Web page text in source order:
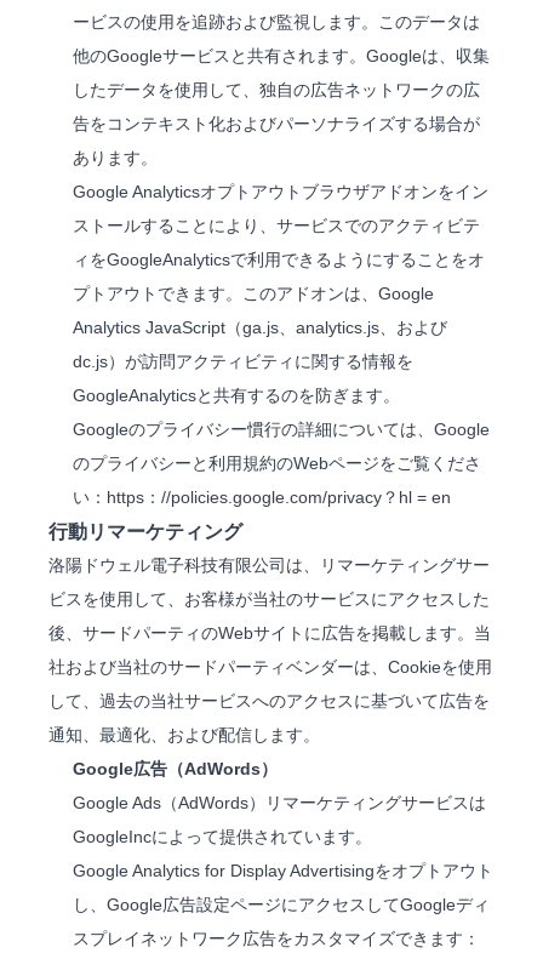
ービスの使用を追跡および監視します。このデータは
他のGoogleサービスと共有されます。Googleは、収集
したデータを使用して、独自の広告ネットワークの広
告をコンテキスト化およびパーソナライズする場合が
あります。
Google Analyticsオプトアウトブラウザアドオンをイン
ストールすることにより、サービスでのアクティビテ
ィをGoogleAnalyticsで利用できるようにすることをオ
プトアウトできます。このアドオンは、Google
Analytics JavaScript（ga.js、analytics.js、および
dc.js）が訪問アクティビティに関する情報を
GoogleAnalyticsと共有するのを防ぎます。
Googleのプライバシー慣行の詳細については、Google
のプライバシーと利用規約のWebページをご覧くださ
い： https ： //policies.google.com/privacy？hl = en
行動リマーケティング
洛陽ドウェル電子科技有限公司は、リマーケティングサー
ビスを使用して、お客様が当社のサービスにアクセスした
後、サードパーティのWebサイトに広告を掲載します。当
社および当社のサードパーティベンダーは、Cookieを使用
して、過去の当社サービスへのアクセスに基づいて広告を
通知、最適化、および配信します。
Google広告（AdWords）
Google Ads（AdWords）リマーケティングサービスは
GoogleIncによって提供されています。
Google Analytics for Display Advertisingをオプトアウト
し、Google広告設定ページにアクセスしてGoogleディ
スプレイネットワーク広告をカスタマイズできます：